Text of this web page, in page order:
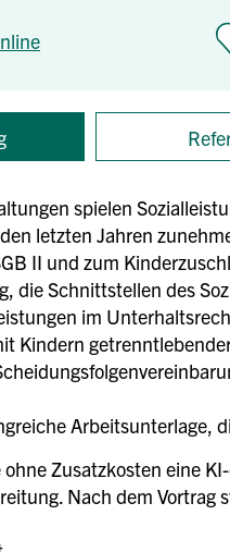
spielen
letzten Jahren
II und zum
die Schnittstellen des
im
Kindern
Arbeitsunterlage,
ohne Zusatzkosten eine
Nach dem